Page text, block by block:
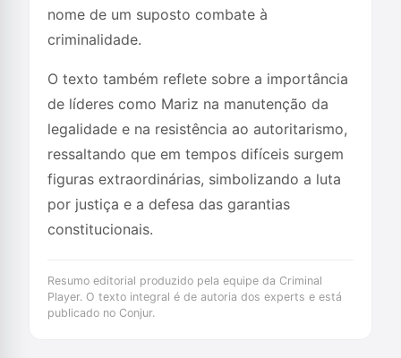
nome de um suposto combate à
criminalidade.
O texto também reflete sobre a importância
de líderes como Mariz na manutenção da
legalidade e na resistência ao autoritarismo,
ressaltando que em tempos difíceis surgem
figuras extraordinárias, simbolizando a luta
por justiça e a defesa das garantias
constitucionais.
Resumo editorial produzido pela equipe da Criminal
Player. O texto integral é de autoria dos experts e está
publicado no Conjur.